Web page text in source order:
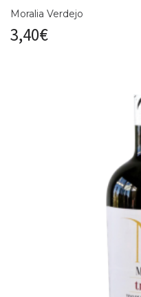
Moralia Verdejo
3,40€